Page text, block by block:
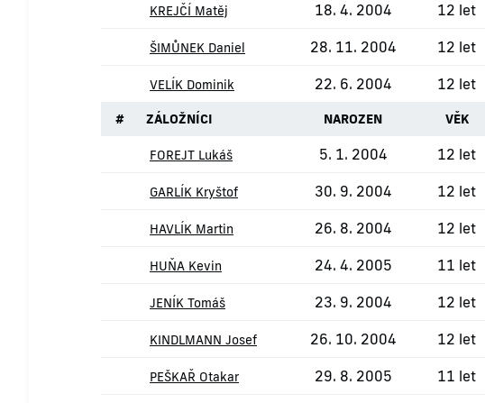
KREJČÍ Matěj 18. 4. 2004 12 let
ŠIMŮNEK Daniel 28. 11. 2004 12 let
VELÍK Dominik 22. 6. 2004 12 let
# ZÁLOŽNÍCI NAROZEN VĚK
FOREJT Lukáš 5. 1. 2004 12 let
GARLÍK Kryštof 30. 9. 2004 12 let
HAVLÍK Martin 26. 8. 2004 12 let
HUŇA Kevin 24. 4. 2005 11 let
JENÍK Tomáš 23. 9. 2004 12 let
KINDLMANN Josef 26. 10. 2004 12 let
PEŠKAŘ Otakar 29. 8. 2005 11 let